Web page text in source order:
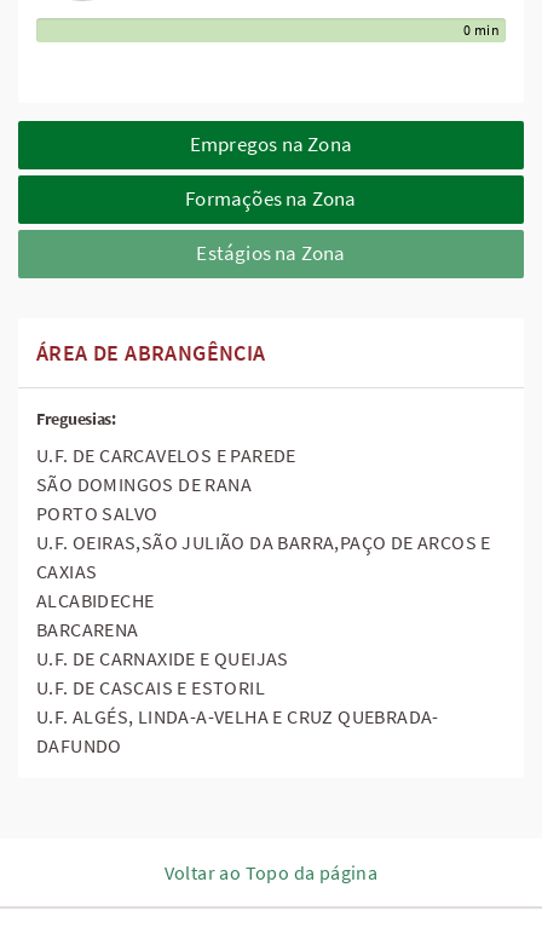
0 min
Empregos na Zona
Formações na Zona
Estágios na Zona
ÁREA DE ABRANGÊNCIA
Freguesias:
U.F. DE CARCAVELOS E PAREDE
SÃO DOMINGOS DE RANA
PORTO SALVO
U.F. OEIRAS,SÃO JULIÃO DA BARRA,PAÇO DE ARCOS E
CAXIAS
ALCABIDECHE
BARCARENA
U.F. DE CARNAXIDE E QUEIJAS
U.F. DE CASCAIS E ESTORIL
U.F. ALGÉS, LINDA-A-VELHA E CRUZ QUEBRADA-
DAFUNDO
Voltar ao Topo da página